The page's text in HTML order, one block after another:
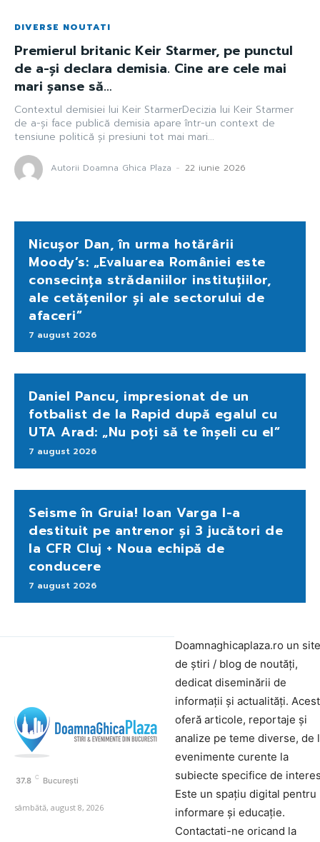
DIVERSE NOUTATI
Premierul britanic Keir Starmer, pe punctul
de a-și declara demisia. Cine are cele mai
mari șanse să…
Contextul demisiei lui Keir StarmerDecizia lui Keir Starmer
de a-și face publică demisia apare într-un context de
tensiune politică și presiuni tot mai mari...
Autorii Doamna Ghica Plaza - 22 iunie 2026
Nicușor Dan, în urma hotărârii
Moody’s: „Evaluarea României este
consecința strădaniilor instituțiilor,
ale cetățenilor și ale sectorului de
afaceri”
7 august 2026
Daniel Pancu, impresionat de un
fotbalist de la Rapid după egalul cu
UTA Arad: „Nu poți să te înșeli cu el”
7 august 2026
Seisme în Gruia! Ioan Varga l-a
destituit pe antrenor și 3 jucători de
la CFR Cluj + Noua echipă de
conducere
7 august 2026
37.8 C București
sâmbătă, august 8, 2026
Doamnaghicaplaza.ro un site
de știri / blog de noutăți,
dedicat diseminării de
informații și actualități.
oferă articole, reportaje și
analize pe teme diverse, de
evenimente curente la
subiecte specifice de
Este un spațiu digital pentru
informare și educație.
Contactati-ne oricand la